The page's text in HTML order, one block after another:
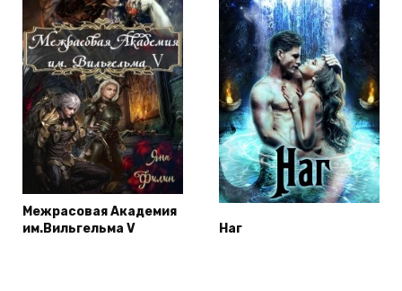
Межрасовая Академия
им.Вильгельма V
Наг